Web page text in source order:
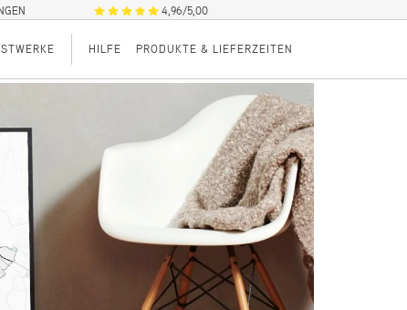
4,96/5,00
HILFE PRODUKTE & LIEFERZEITEN